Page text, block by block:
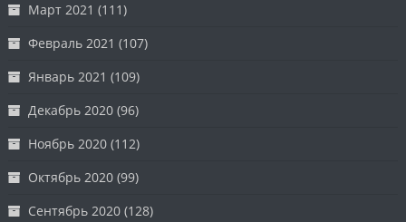
Март 2021 (111)
Февраль 2021 (107)
Январь 2021 (109)
Декабрь 2020 (96)
Ноябрь 2020 (112)
Октябрь 2020 (99)
Сентябрь 2020 (128)